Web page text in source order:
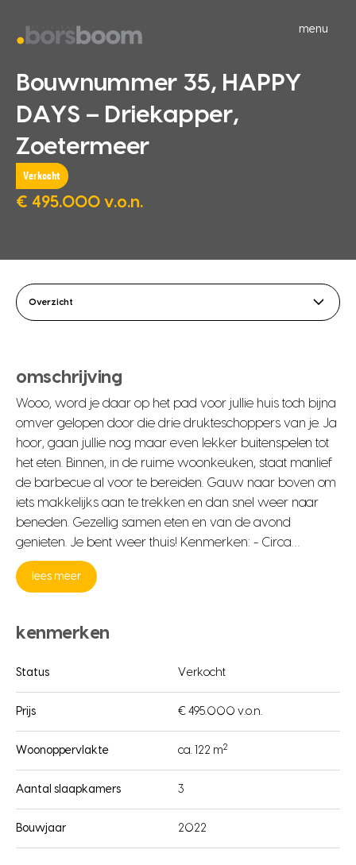
menu
Bouwnummer 35, HAPPY
DAYS – Driekapper,
Zoetermeer
Verkocht
€ 495.000 v.o.n.
Overzicht
omschrijving
Wooo, word je daar op het pad voor jullie huis toch bijna
omver gelopen door die drie drukteschoppers van je. Ja
hoor, gaan jullie nog maar even lekker buitenspelen tot
het eten. Binnen, in de ruime woonkeuken, staat manlief
de barbecue al voor te bereiden. Gauw naar boven om
iets makkelijks aan te trekken en dan snel weer naar
beneden. Gezellig samen eten en van de avond
genieten. Je bent weer thuis! Kenmerken: - Circa…
lees meer
kenmerken
Status Verkocht
Prijs € 495.000 v.o.n.
Woonoppervlakte ca. 122 m2
Aantal slaapkamers 3
Bouwjaar 2022